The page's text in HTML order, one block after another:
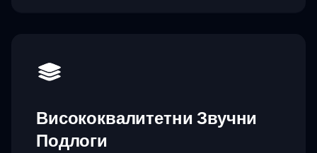
Висококвалитетни Звучни
Подлоги